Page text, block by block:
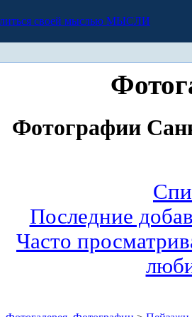
МЫСЛИ
Фотографии
Последние
Часто